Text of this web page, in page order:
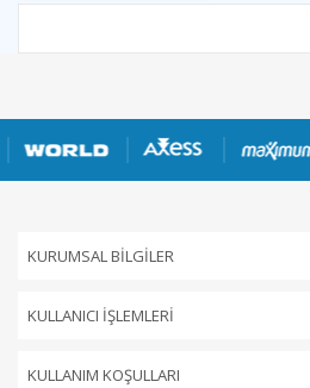
KURUMSAL BİLGİLER
KULLANICI İŞLEMLERİ
KULLANIM KOŞULLARI